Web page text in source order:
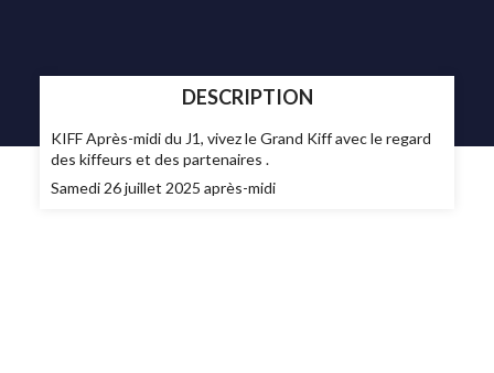
DESCRIPTION
KIFF Après-midi du J1, vivez le Grand Kiff avec le regard
des kiffeurs et des partenaires .
Samedi 26 juillet 2025 après-midi